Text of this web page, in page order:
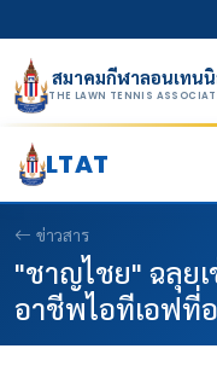
สมาคมกีฬาลอนเทน
THE LAWN TENNIS
LTAT
ข่าวสาร
"ชาญไชย" ฉลุย
อาชีพไอทีเอฟที่อ